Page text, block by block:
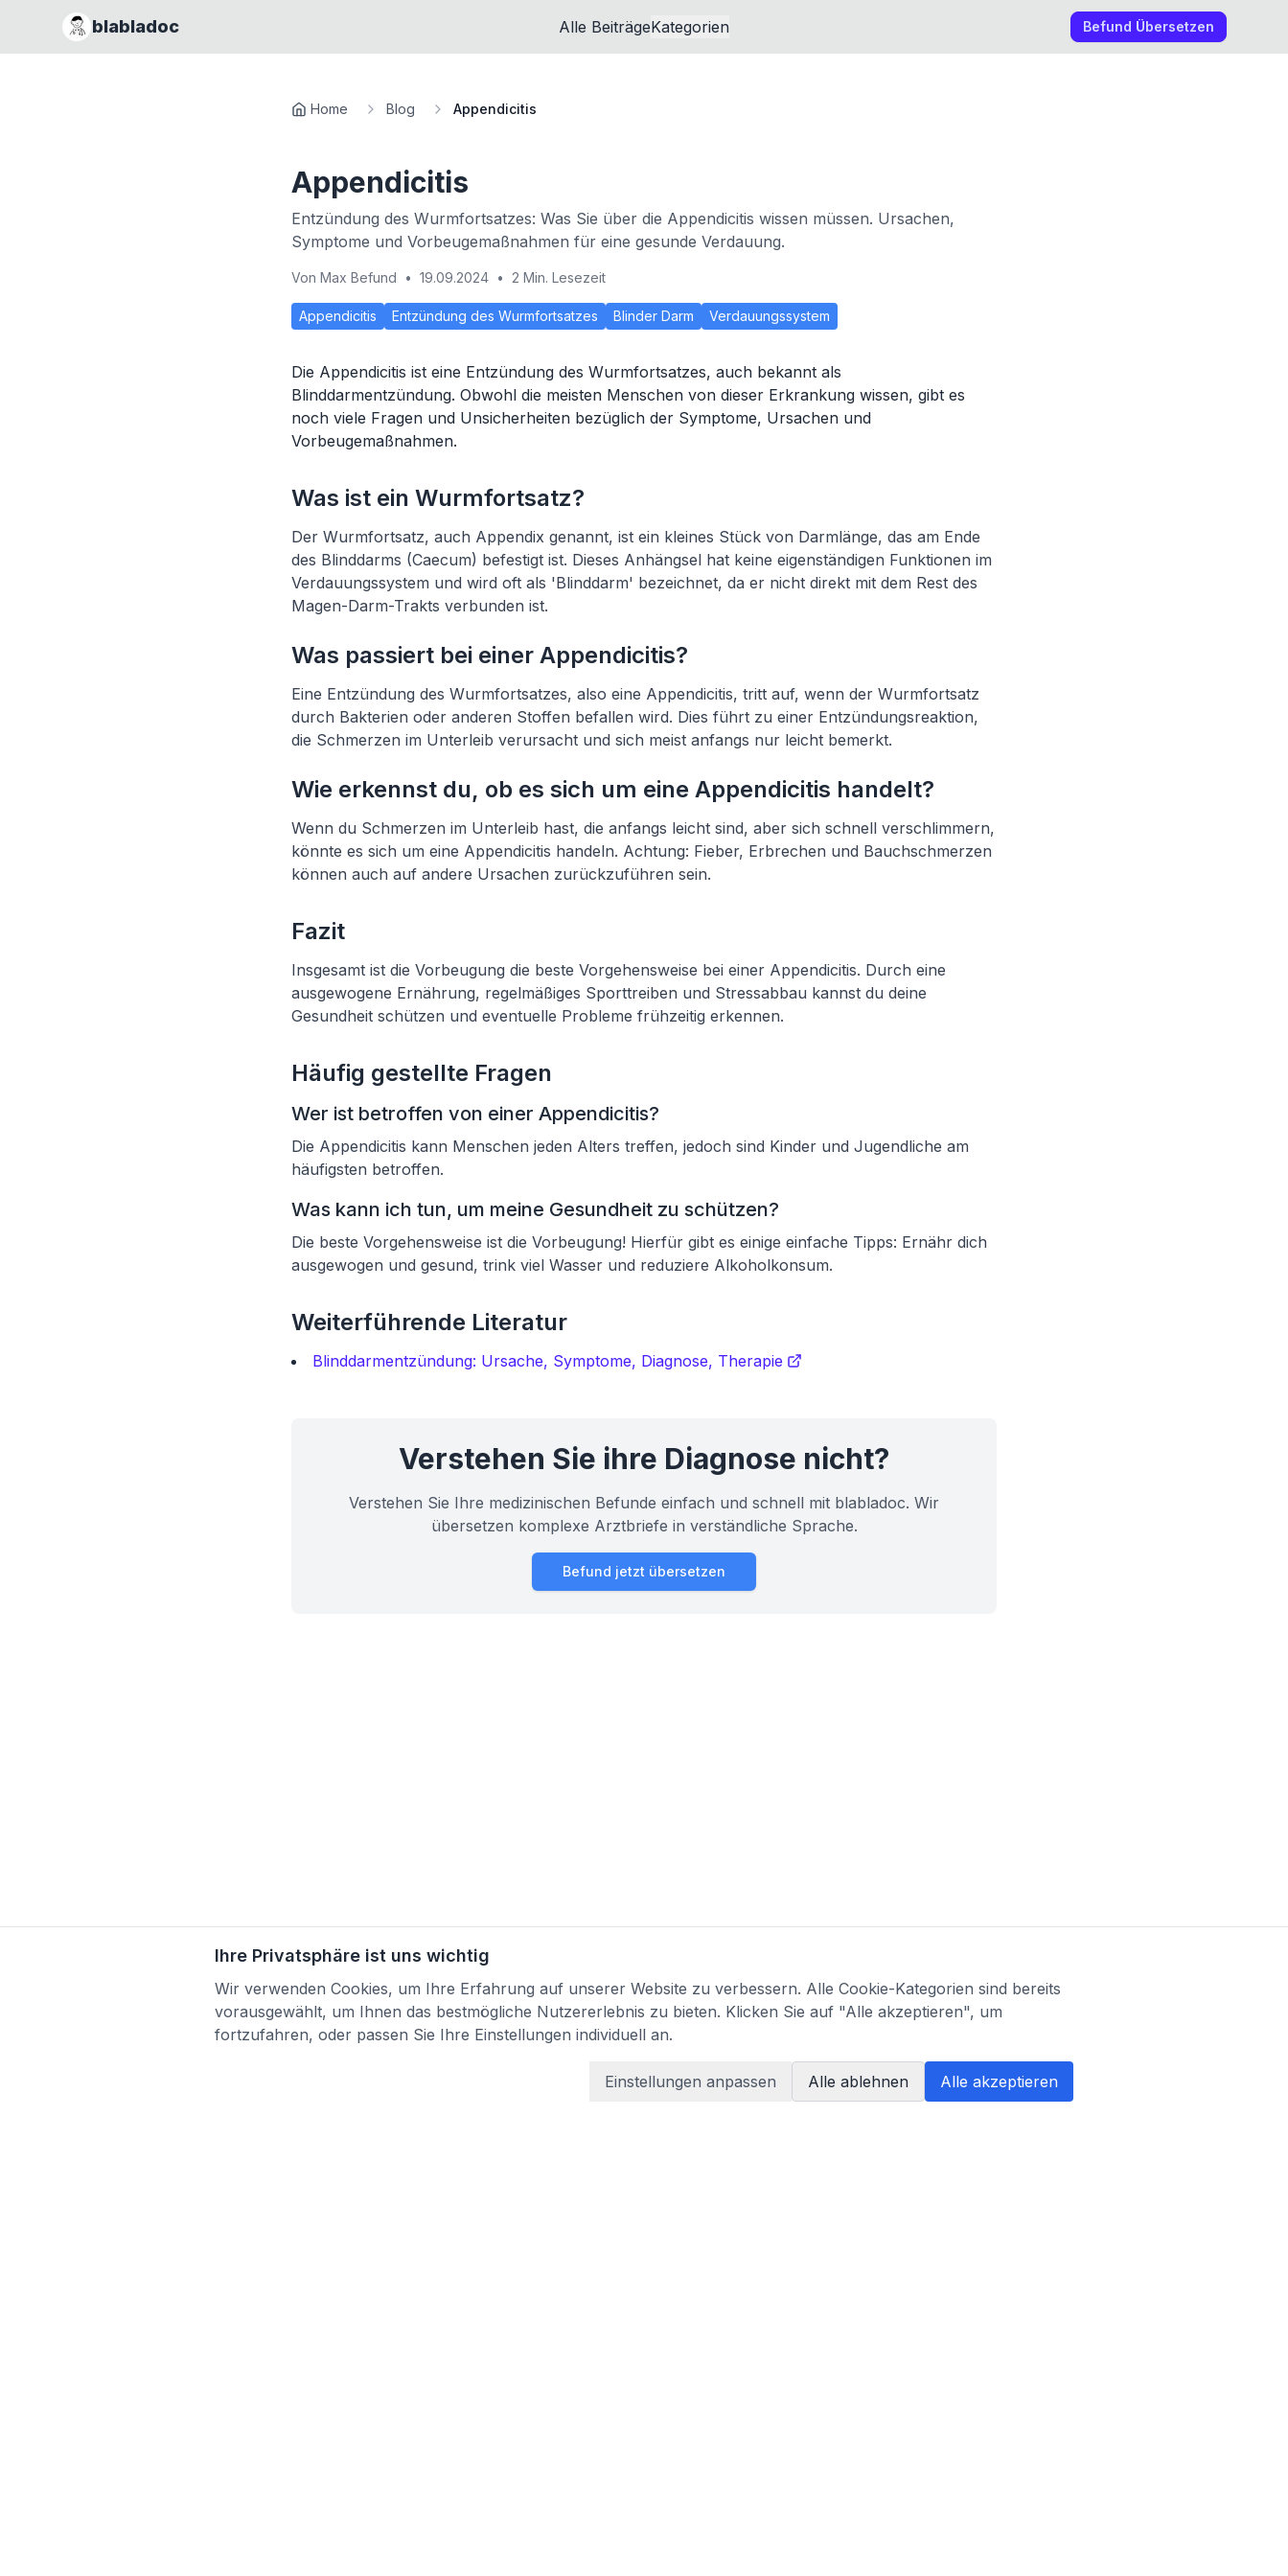
blabladoc Alle BeiträgeKategorien Befund Übersetzen
Home Blog Appendicitis
Appendicitis
Entzündung des Wurmfortsatzes: Was Sie über die Appendicitis wissen müssen. Ursachen,
Symptome und Vorbeugemaßnahmen für eine gesunde Verdauung.
Von Max Befund • 19.09.2024 • 2 Min. Lesezeit
Appendicitis Entzündung des Wurmfortsatzes Blinder Darm Verdauungssystem
Die Appendicitis ist eine Entzündung des Wurmfortsatzes, auch bekannt als
Blinddarmentzündung. Obwohl die meisten Menschen von dieser Erkrankung wissen, gibt es
noch viele Fragen und Unsicherheiten bezüglich der Symptome, Ursachen und
Vorbeugemaßnahmen.
Was ist ein Wurmfortsatz?
Der Wurmfortsatz, auch Appendix genannt, ist ein kleines Stück von Darmlänge, das am Ende
des Blinddarms (Caecum) befestigt ist. Dieses Anhängsel hat keine eigenständigen Funktionen im
Verdauungssystem und wird oft als 'Blinddarm' bezeichnet, da er nicht direkt mit dem Rest des
Magen-Darm-Trakts verbunden ist.
Was passiert bei einer Appendicitis?
Eine Entzündung des Wurmfortsatzes, also eine Appendicitis, tritt auf, wenn der Wurmfortsatz
durch Bakterien oder anderen Stoffen befallen wird. Dies führt zu einer Entzündungsreaktion,
die Schmerzen im Unterleib verursacht und sich meist anfangs nur leicht bemerkt.
Wie erkennst du, ob es sich um eine Appendicitis handelt?
Wenn du Schmerzen im Unterleib hast, die anfangs leicht sind, aber sich schnell verschlimmern,
könnte es sich um eine Appendicitis handeln. Achtung: Fieber, Erbrechen und Bauchschmerzen
können auch auf andere Ursachen zurückzuführen sein.
Fazit
Insgesamt ist die Vorbeugung die beste Vorgehensweise bei einer Appendicitis. Durch eine
ausgewogene Ernährung, regelmäßiges Sporttreiben und Stressabbau kannst du deine
Gesundheit schützen und eventuelle Probleme frühzeitig erkennen.
Häufig gestellte Fragen
Wer ist betroffen von einer Appendicitis?
Die Appendicitis kann Menschen jeden Alters treffen, jedoch sind Kinder und Jugendliche am
häufigsten betroffen.
Was kann ich tun, um meine Gesundheit zu schützen?
Die beste Vorgehensweise ist die Vorbeugung! Hierfür gibt es einige einfache Tipps: Ernähr dich
ausgewogen und gesund, trink viel Wasser und reduziere Alkoholkonsum.
Weiterführende Literatur
Blinddarmentzündung: Ursache, Symptome, Diagnose, Therapie
Verstehen Sie ihre Diagnose nicht?
Verstehen Sie Ihre medizinischen Befunde einfach und schnell mit blabladoc. Wir
übersetzen komplexe Arztbriefe in verständliche Sprache.
Befund jetzt übersetzen
Ihre Privatsphäre ist uns wichtig
Wir verwenden Cookies, um Ihre Erfahrung auf unserer Website zu verbessern. Alle Cookie-Kategorien sind bereits
vorausgewählt, um Ihnen das bestmögliche Nutzererlebnis zu bieten. Klicken Sie auf "Alle akzeptieren", um
fortzufahren, oder passen Sie Ihre Einstellungen individuell an.
Einstellungen anpassen Alle ablehnen Alle akzeptieren